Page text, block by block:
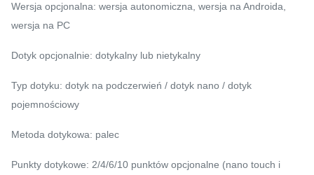
Wersja opcjonalna: wersja autonomiczna, wersja na Androida,
wersja na PC
Dotyk opcjonalnie: dotykalny lub nietykalny
Typ dotyku: dotyk na podczerwień / dotyk nano / dotyk
pojemnościowy
Metoda dotykowa: palec
Punkty dotykowe: 2/4/6/10 punktów opcjonalne (nano touch i